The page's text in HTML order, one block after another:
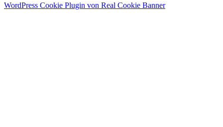
WordPress Cookie Plugin von Real Cookie Banner